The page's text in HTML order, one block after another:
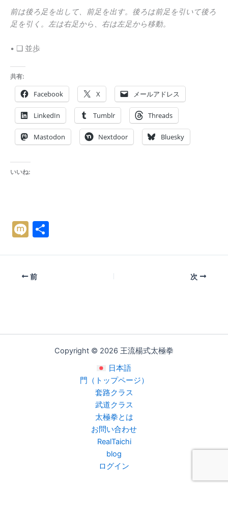
前は後ろ足を出して、前足を出す。後ろは前足を引いて後ろ
足を引く。左は右足から、右は左足から移動。
• ❑ 並歩
共有:
Facebook X メールアドレス
LinkedIn Tumblr Threads
Mastodon Nextdoor Bluesky
いいね:
M
i
前 次
Copyright © 2026 王流楊式太極拳
日本語
門（トップページ）
套路クラス
武道クラス
太極拳とは
お問い合わせ
RealTaichi
blog
ログイン